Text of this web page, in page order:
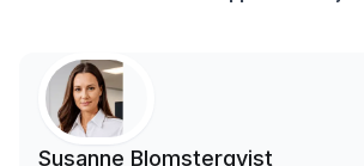
Susanne Blomsterqvist